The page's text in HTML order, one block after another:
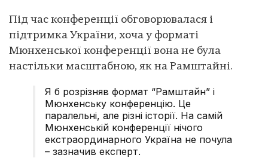
Під час конференції обговорювалася і
підтримка України, хоча у форматі
Мюнхенської конференції вона не була
настільки масштабною, як на Рамштайні.
Я б розрізняв формат “Рамштайн” і
Мюнхенську конференцію. Це
паралельні, але різні історії. На самій
Мюнхенській конференції нічого
екстраординарного Україна не почула
– зазначив експерт.